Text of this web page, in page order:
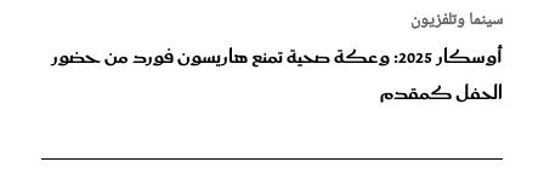
سينما وتلفزيون
أوسكار 2025: وعكة صحية تمنع هاريسون فورد من حضور
الحفل كمقدم